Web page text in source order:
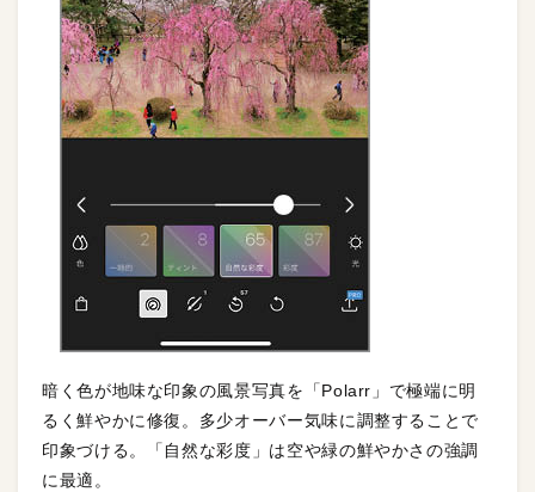
暗く色が地味な印象の風景写真を「Polarr」で極端に明
るく鮮やかに修復。多少オーバー気味に調整することで
印象づける。「自然な彩度」は空や緑の鮮やかさの強調
に最適。